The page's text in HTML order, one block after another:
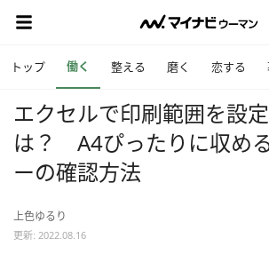
トップ 働く 整える 磨く 恋する
エクセルで印刷範囲を設
は？ A4ぴったりに収め
ーの確認方法
上色ゆるり
更新: 2022.08.16